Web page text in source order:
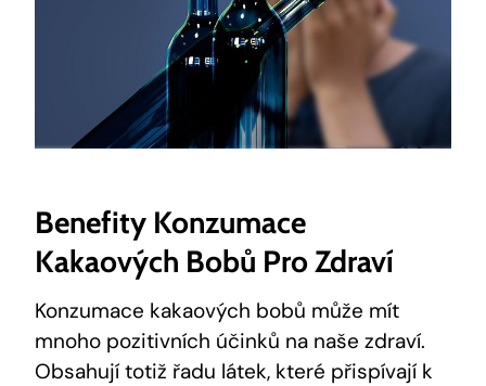
Benefity Konzumace
Kakaových Bobů Pro Zdraví
Konzumace kakaových bobů může mít
mnoho pozitivních‍ účinků na naše zdraví.
Obsahují totiž řadu látek, které ‍přispívají k